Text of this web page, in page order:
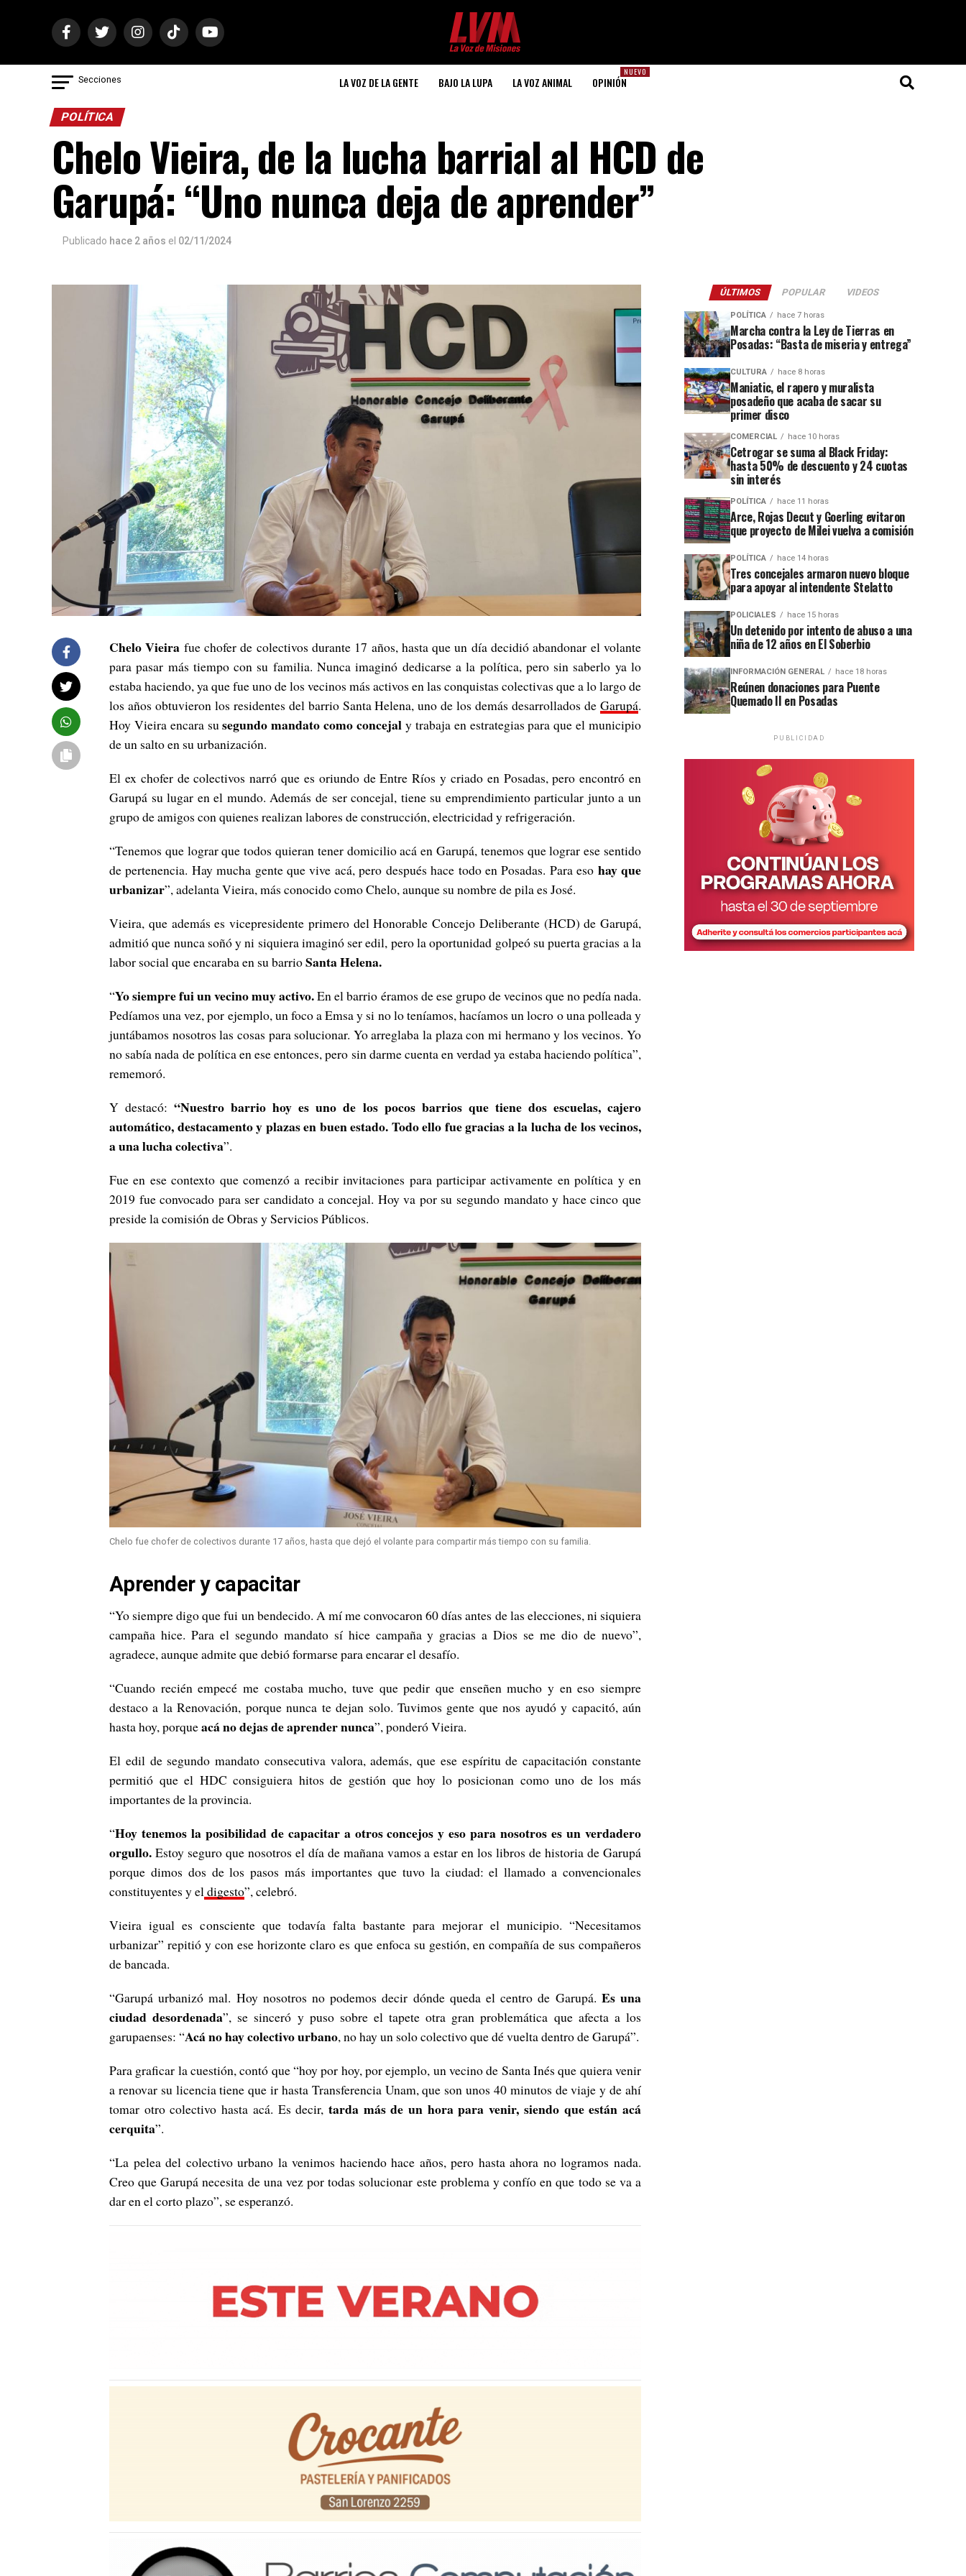
Secciones LA VOZ DE LA GENTE BAJO LA LUPA LA VOZ ANIMAL
NUEVO
OPINIÓN
POLÍTICA
Chelo Vieira, de la lucha barrial al HCD de
Garupá: “Uno nunca deja de aprender”
Publicado hace 2 años el 02/11/2024
Chelo Vieira fue chofer de colectivos durante 17 años, hasta que un día decidió abandonar el volante
para pasar más tiempo con su familia. Nunca imaginó dedicarse a la política, pero sin saberlo ya lo
estaba haciendo, ya que fue uno de los vecinos más activos en las conquistas colectivas que a lo largo de
los años obtuvieron los residentes del barrio Santa Helena, uno de los demás desarrollados de Garupá.
Hoy Vieira encara susegundo mandato como concejal y trabaja en estrategias para que el municipio
de un salto en su urbanización.
El ex chofer de colectivos narró que es oriundo de Entre Ríos y criado en Posadas, pero encontró en
Garupá su lugar en el mundo. Además de ser concejal, tiene su emprendimiento particular junto a un
grupo de amigos con quienes realizan labores de construcción, electricidad y refrigeración.
“Tenemos que lograr que todos quieran tener domicilio acá en Garupá, tenemos que lograr ese sentido
de pertenencia. Hay mucha gente que vive acá, pero después hace todo en Posadas. Para eso hay que
urbanizar”, adelanta Vieira, más conocido como Chelo, aunque su nombre de pila es José.
Vieira, que además es vicepresidente primero del Honorable Concejo Deliberante (HCD) de Garupá,
admitió que nunca soñó y ni siquiera imaginó ser edil, pero la oportunidad golpeó su puerta gracias a la
labor social que encaraba en su barrioSanta Helena.
“Yo siempre fui un vecino muy activo.En el barrio éramos de ese grupo de vecinos que no pedía nada.
Pedíamos una vez, por ejemplo, un foco a Emsa y si no lo teníamos, hacíamos un locro o una polleada y
juntábamos nosotros las cosas para solucionar. Yo arreglaba la plaza con mi hermano y los vecinos. Yo
no sabía nada de política en ese entonces, pero sin darme cuenta en verdad ya estaba haciendo política”,
rememoró.
Y destacó:“Nuestro barrio hoy es uno de los pocos barrios que tiene dos escuelas, cajero
automático, destacamento y plazas en buen estado.Todo ello fue gracias a la lucha de los vecinos,
a una lucha colectiva”.
Fue en ese contexto que comenzó a recibir invitaciones para participar activamente en política y en
2019 fue convocado para ser candidato a concejal. Hoy va por su segundo mandato y hace cinco que
preside la comisión de Obras y Servicios Públicos.
Chelo fue chofer de colectivos durante 17 años, hasta que dejó el volante para compartir más tiempo con su familia.
Aprender y capacitar
“Yo siempre digo que fui un bendecido. A mí me convocaron 60 días antes de las elecciones, ni siquiera
campaña hice. Para el segundo mandato sí hice campaña y gracias a Dios se me dio de nuevo”,
agradece, aunque admite que debió formarse para encarar el desafío.
“Cuando recién empecé me costaba mucho, tuve que pedir que enseñen mucho y en eso siempre
destaco a la Renovación, porque nunca te dejan solo. Tuvimos gente que nos ayudó y capacitó, aún
hasta hoy, porqueacá no dejas de aprender nunca”, ponderó Vieira.
El edil de segundo mandato consecutiva valora, además, que ese espíritu de capacitación constante
permitió que el HDC consiguiera hitos de gestión que hoy lo posicionan como uno de los más
importantes de la provincia.
“Hoy tenemos la posibilidad de capacitar a otros concejos y eso para nosotros es un verdadero
orgullo. Estoy seguro que nosotros el día de mañana vamos a estar en los libros de historia de Garupá
porque dimos dos de los pasos más importantes que tuvo la ciudad: el llamado a convencionales
constituyentes y eldigesto”, celebró.
Vieira igual es consciente que todavía falta bastante para mejorar el municipio. “Necesitamos
urbanizar” repitió y con ese horizonte claro es que enfoca su gestión, en compañía de sus compañeros
de bancada.
“Garupá urbanizó mal. Hoy nosotros no podemos decir dónde queda el centro de Garupá. Es una
ciudad desordenada”, se sinceró y puso sobre el tapete otra gran problemática que afecta a los
garupaenses: “Acá no hay colectivo urbano, no hay un solo colectivo que dé vuelta dentro de Garupá”.
Para graficar la cuestión, contó que “hoy por hoy, por ejemplo, un vecino de Santa Inés que quiera venir
a renovar su licencia tiene que ir hasta Transferencia Unam, que son unos 40 minutos de viaje y de ahí
tomar otro colectivo hasta acá. Es decir, tarda más de un hora para venir, siendo que están acá
cerquita”.
“La pelea del colectivo urbano la venimos haciendo hace años, pero hasta ahora no logramos nada.
Creo que Garupá necesita de una vez por todas solucionar este problema y confío en que todo se va a
dar en el corto plazo”, se esperanzó.
ÚLTIMOS POPULAR VIDEOS
POLÍTICA hace 7 horas
Marcha contra la Ley de Tierras en
Posadas: “Basta de miseria y entrega”
CULTURA hace 8 horas
Maniatic, el rapero y muralista
posadeño que acaba de sacar su
primer disco
COMERCIAL hace 10 horas
Cetrogar se suma al Black Friday:
hasta 50% de descuento y 24 cuotas
sin interés
POLÍTICA hace 11 horas
Arce, Rojas Decut y Goerling evitaron
que proyecto de Milei vuelva a comisión
POLÍTICA hace 14 horas
Tres concejales armaron nuevo bloque
para apoyar al intendente Stelatto
POLICIALES hace 15 horas
Un detenido por intento de abuso a una
niña de 12 años en El Soberbio
INFORMACIÓN GENERAL hace 18 horas
Reúnen donaciones para Puente
Quemado II en Posadas
PUBLICIDAD